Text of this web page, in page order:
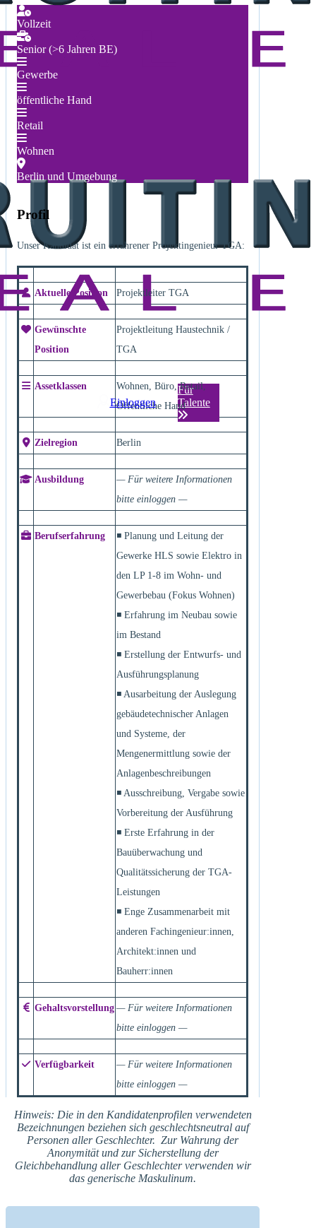
Einloggen
Für
Talente
Vollzeit
Senior (>6 Jahren BE)
Gewerbe
öffentliche Hand
Retail
Wohnen
Berlin und Umgebung
Profil
Unser Kandidat ist ein erfahrener Projektingenieur TGA:
Aktuelle Position Projektleiter TGA
Gewünschte
Position
Projektleitung Haustechnik /
TGA
Assetklassen
Wohnen, Büro, Retail,
Öffentliche Hand
Zielregion Berlin
Ausbildung
— Für weitere Informationen
bitte einloggen —
Berufserfahrung
◾ Planung und Leitung der
Gewerke HLS sowie Elektro in
den LP 1-8 im Wohn- und
Gewerbebau (Fokus Wohnen)
◾ Erfahrung im Neubau sowie
im Bestand
◾ Erstellung der Entwurfs- und
Ausführungsplanung
◾ Ausarbeitung der Auslegung
gebäudetechnischer Anlagen
und Systeme, der
Mengenermittlung sowie der
Anlagenbeschreibungen
◾ Ausschreibung, Vergabe sowie
Vorbereitung der Ausführung
◾ Erste Erfahrung in der
Bauüberwachung und
Qualitätssicherung der TGA-
Leistungen
◾ Enge Zusammenarbeit mit
anderen Fachingenieur:innen,
Architekt:innen und
Bauherr:innen
Gehaltsvorstellung — Für weitere Informationen
bitte einloggen —
Verfügbarkeit
— Für weitere Informationen
bitte einloggen —
Hinweis: Die in den Kandidatenprofilen verwendeten
Bezeichnungen beziehen sich geschlechtsneutral auf
Personen aller Geschlechter. Zur Wahrung der
Anonymität und zur Sicherstellung der
Gleichbehandlung aller Geschlechter verwenden wir
das generische Maskulinum.